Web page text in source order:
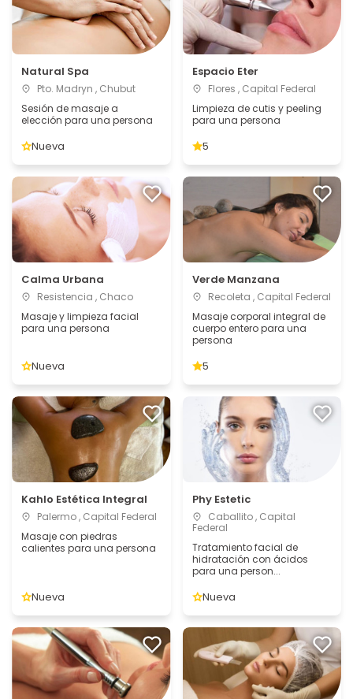
Natural Spa
Pto. Madryn , Chubut
Sesión de masaje a
elección para una persona
Nueva
Espacio Eter
Flores , Capital Federal
Limpieza de cutis y peeling
para una persona
5
Calma Urbana
Resistencia , Chaco
Masaje y limpieza facial
para una persona
Nueva
Verde Manzana
Recoleta , Capital Federal
Masaje corporal integral de
cuerpo entero para una
persona
5
Kahlo Estética Integral
Palermo , Capital Federal
Masaje con piedras
calientes para una persona
Nueva
Phy Estetic
Caballito , Capital
Federal
Tratamiento facial de
hidratación con ácidos
para una person...
Nueva